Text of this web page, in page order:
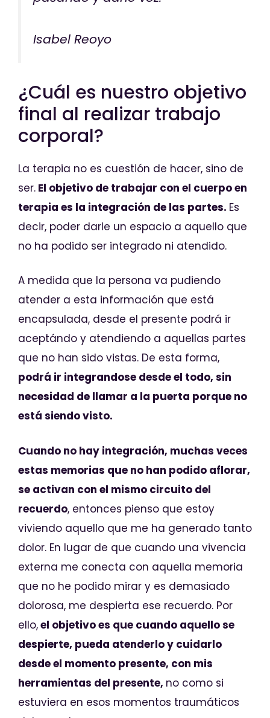
Isabel Reoyo
¿Cuál es nuestro objetivo
final al realizar trabajo
corporal?
La terapia no es cuestión de hacer, sino de
ser. El objetivo de trabajar con el cuerpo en
terapia es la integración de las partes. Es
decir, poder darle un espacio a aquello que
no ha podido ser integrado ni atendido.
A medida que la persona va pudiendo
atender a esta información que está
encapsulada, desde el presente podrá ir
aceptándo y atendiendo a aquellas partes
que no han sido vistas. De esta forma,
podrá ir integrandose desde el todo, sin
necesidad de llamar a la puerta porque no
está siendo visto.
Cuando no hay integración, muchas veces
estas memorias que no han podido aflorar,
se activan con el mismo circuito del
recuerdo, entonces pienso que estoy
viviendo aquello que me ha generado tanto
dolor. En lugar de que cuando una vivencia
externa me conecta con aquella memoria
que no he podido mirar y es demasiado
dolorosa, me despierta ese recuerdo. Por
ello,el objetivo es que cuando aquello se
despierte, pueda atenderlo y cuidarlo
desde el momento presente, con mis
herramientas del presente, no como si
estuviera en esos momentos traumáticos